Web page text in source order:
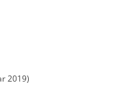
2019)